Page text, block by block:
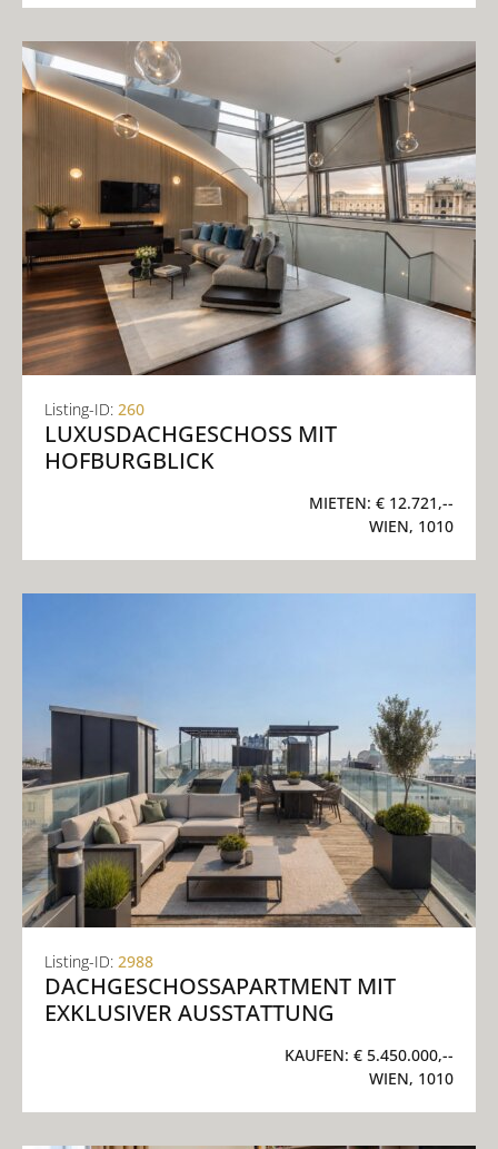
Listing-ID: 260
LUXUSDACHGESCHOSS MIT
HOFBURGBLICK
MIETEN: € 12.721,--
WIEN, 1010
Listing-ID: 2988
DACHGESCHOSSAPARTMENT MIT
EXKLUSIVER AUSSTATTUNG
KAUFEN: € 5.450.000,--
WIEN, 1010